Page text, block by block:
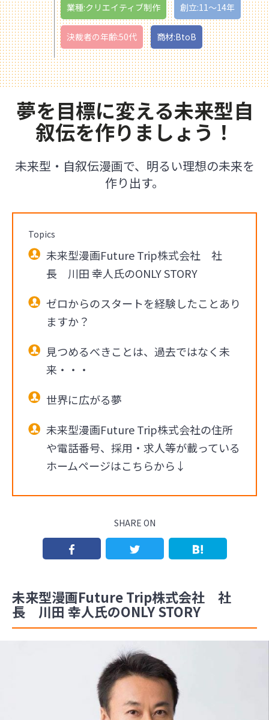
業種:クリエイティブ制作 創立:11〜14年
決裁者の年齢:50代 商材:BtoB
夢を目標に変える未来型自
叙伝を作りましょう！
未来型・自叙伝漫画で、明るい理想の未来を
作り出す。
Topics
未来型漫画Future Trip株式会社 社
長 川田 幸人氏のONLY STORY
ゼロからのスタートを経験したことあり
ますか？
見つめるべきことは、過去ではなく未
来・・・
世界に広がる夢
未来型漫画Future Trip株式会社の住所
や電話番号、採用・求人等が載っている
ホームページはこちらから↓
SHARE ON
未来型漫画Future Trip株式会社 社
長 川田 幸人氏のONLY STORY